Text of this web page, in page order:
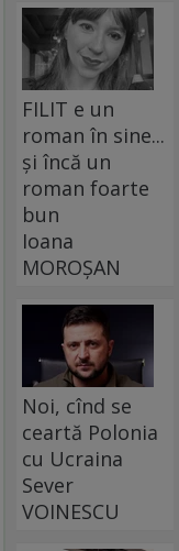
FILIT e un
roman în sine...
și încă un
roman foarte
bun
Ioana
MOROȘAN
Noi, cînd se
ceartă Polonia
cu Ucraina
Sever
VOINESCU